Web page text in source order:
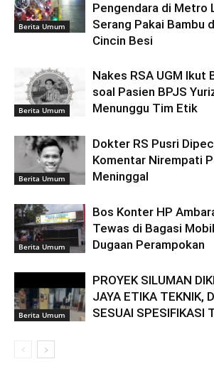
Berita Umum
Pengendara di Metro
Serang Pakai Bambu
Cincin Besi
Berita Umum
Nakes RSA UGM Ikut
soal Pasien BPJS
Menunggu Tim Etik
Berita Umum
Dokter RS Pusri
Komentar Nirempati
Meninggal
Berita Umum
Bos Konter HP
Tewas di Bagasi
Dugaan Perampokan
Berita Umum
PROYEK SILUMAN
JAYA ETIKA TEKNIK,
SESUAI SPESIFIKASI